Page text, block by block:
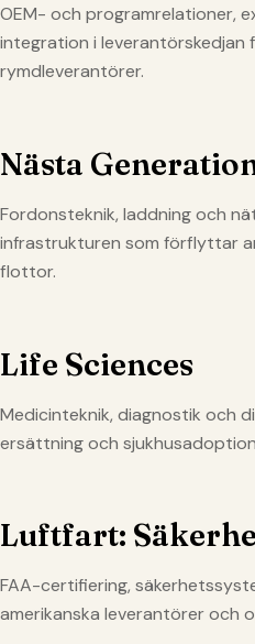
OEM- och programrelationer,
integration i leverantörskedjan
rymdleverantörer.
Nästa
Fordonsteknik, laddning och
infrastrukturen som förflyttar
flottor.
Life Sciences
Medicinteknik, diagnostik och
ersättning och
Luftfart:
FAA-certifiering,
amerikanska leverantörer och